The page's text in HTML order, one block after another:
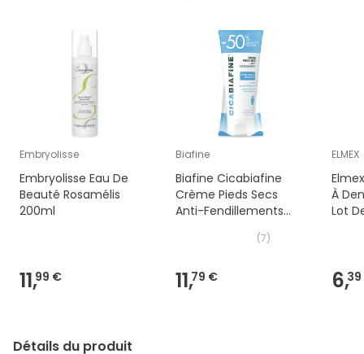
Embryolisse
Embryolisse Eau De
Beauté Rosamélis
200ml
11,99 €
Biafine
Biafine Cicabiafine
Crème Pieds Secs
Anti-Fendillements
(7)
11,79 €
ELMEX
À
Lot
6,
Détails du produit